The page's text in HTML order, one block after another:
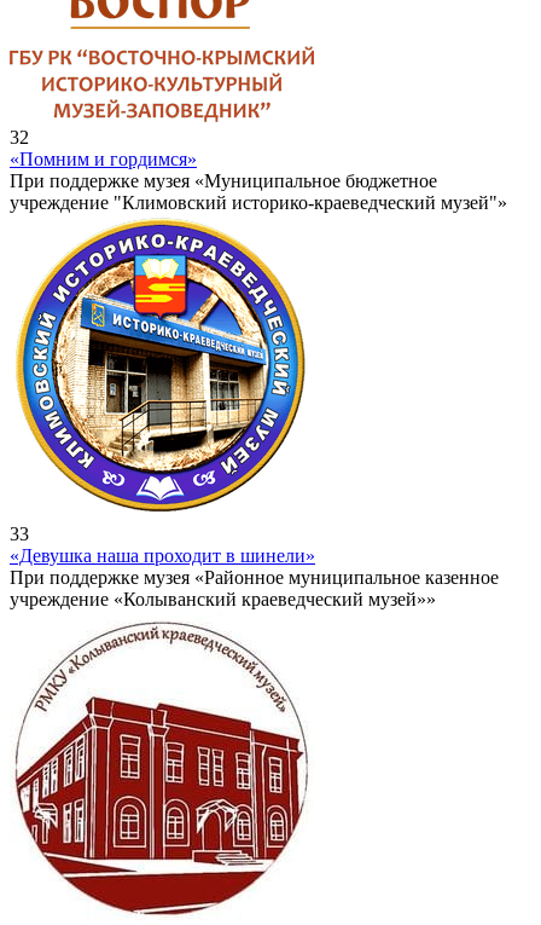
32
«Помним и гордимся»
При поддержке музея «Муниципальное бюджетное
учреждение "Климовский историко-краеведческий музей"»
33
«Девушка наша проходит в шинели»
При поддержке музея «Районное муниципальное казенное
учреждение «Колыванский краеведческий музей»»